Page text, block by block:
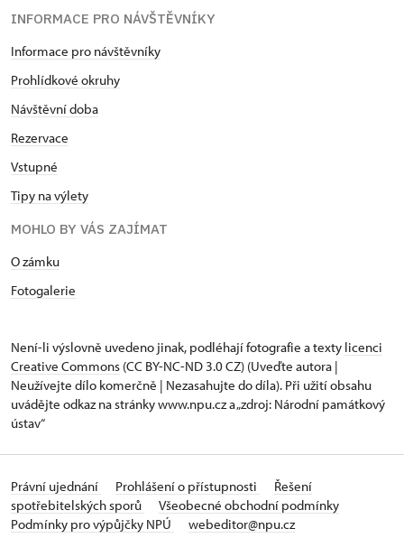
INFORMACE PRO NÁVŠTĚVNÍKY
Informace pro návštěvníky
Prohlídkové okruhy
Návštěvní doba
Rezervace
Vstupné
Tipy na výlety
MOHLO BY VÁS ZAJÍMAT
O zámku
Fotogalerie
Není-li výslovně uvedeno jinak, podléhají fotografie a texty licenci
Creative Commons (CC BY-NC-ND 3.0 CZ) (Uveďte autora |
Neužívejte dílo komerčně | Nezasahujte do díla). Při užití obsahu
uvádějte odkaz na stránky www.npu.cz a „zdroj: Národní památkový
ústav“
Právní ujednání Prohlášení o přístupnosti
Řešení
spotřebitelských sporů
Všeobecné obchodní podmínky
Podmínky pro výpůjčky NPÚ
webeditor@npu.cz